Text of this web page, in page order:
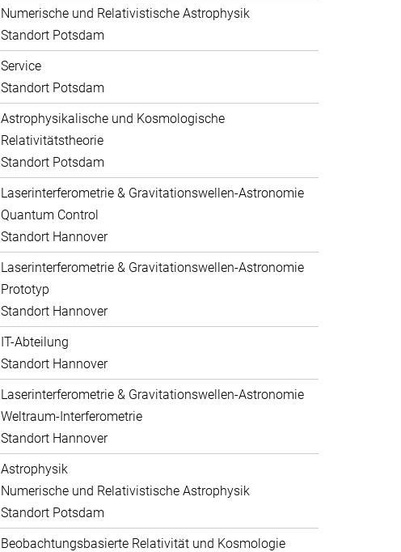
Numerische und Relativistische Astrophysik
Standort Potsdam
Service
Standort Potsdam
Astrophysikalische und Kosmologische
Relativitätstheorie
Standort Potsdam
Laserinterferometrie & Gravitationswellen-Astronomie
Quantum Control
Standort Hannover
Laserinterferometrie & Gravitationswellen-Astronomie
Prototyp
Standort Hannover
IT-Abteilung
Standort Hannover
Laserinterferometrie & Gravitationswellen-Astronomie
Weltraum-Interferometrie
Standort Hannover
Astrophysik
Numerische und Relativistische Astrophysik
Standort Potsdam
Beobachtungsbasierte Relativität und Kosmologie